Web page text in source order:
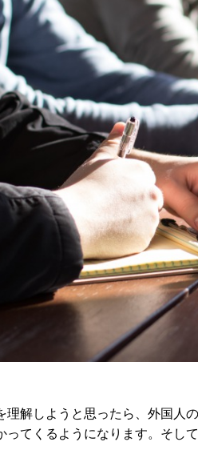
理解しようと思ったら、外国人
ってくるようになります。そし